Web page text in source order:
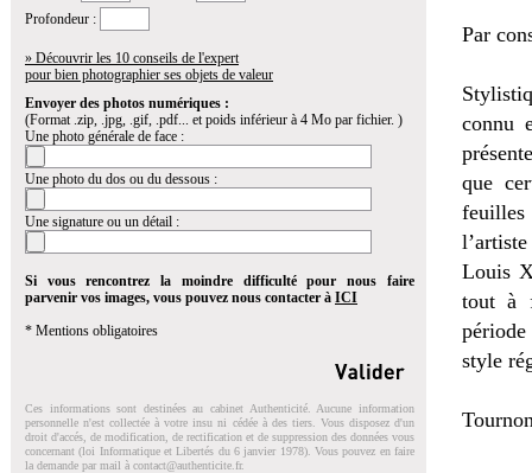
Profondeur :
» Découvrir les 10 conseils de l'expert
pour bien photographier ses objets de valeur
Envoyer des photos numériques :
(Format .zip, .jpg, .gif, .pdf... et poids inférieur à 4 Mo par fichier. )
Une photo générale de face :
Une photo du dos ou du dessous :
Une signature ou un détail :
Si vous rencontrez la moindre difficulté pour nous faire
parvenir vos images, vous pouvez nous contacter à ICI
* Mentions obligatoires
Ces informations sont destinées au cabinet Authenticité. Aucune information
personnelle n'est collectée à votre insu ni cédée à des tiers. Vous disposez d'un
droit d'accés, de modification, de rectification et de suppression des données vous
concernant (loi Informatique et Libertés du 6 janvier 1978). Vous pouvez en faire
la demande par mail à contact@authenticite.fr.
Par
connu
que
feuilles
Louis
tout à
style